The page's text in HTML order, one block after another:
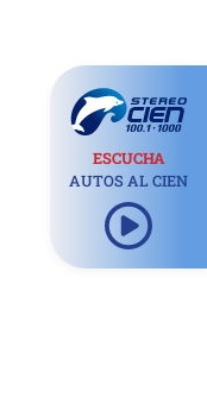
ESCUCHA
AUTOS AL CIEN